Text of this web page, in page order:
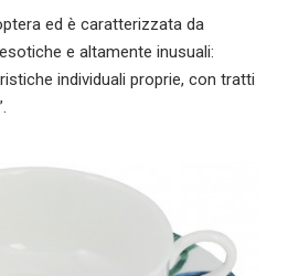
ed è caratterizzata da
e altamente inusuali:
individuali proprie, con tratti